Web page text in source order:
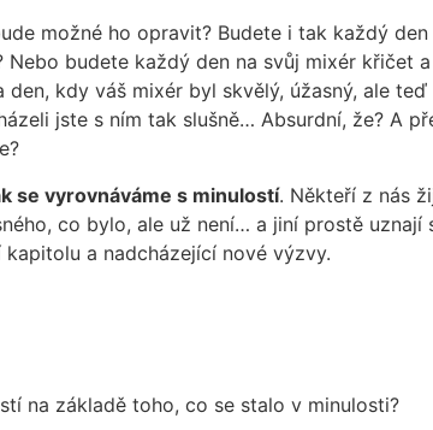
možné ho opravit? Budete i tak každý
budete každý den na svůj mixér křičet
kdy váš mixér byl skvělý, úžasný, ale
jste s ním tak slušně… Absurdní, že? A
se vyrovnáváme s minulostí. Někteří z nás
co bylo, ale už není… a jiní prostě
kapitolu a nadcházející nové výzvy.
na základě toho, co se stalo v minulosti?